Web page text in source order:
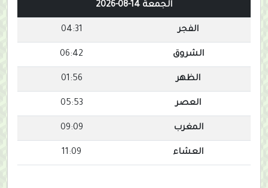
الجمعة 14-08-2026
الفجر 04:31
الشروق 06:42
الظهر 01:56
العصر 05:53
المغرب 09:09
العشاء 11:09